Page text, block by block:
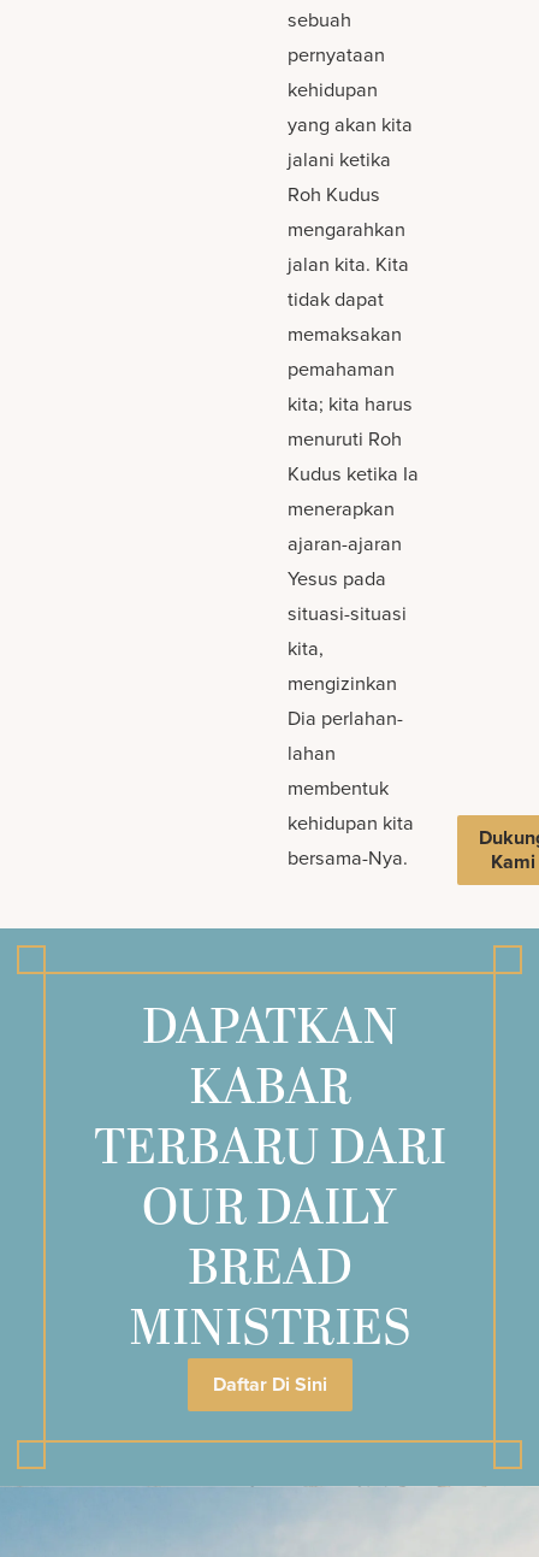
sebuah
pernyataan
kehidupan
yang akan kita
jalani ketika
Roh Kudus
mengarahkan
jalan kita. Kita
tidak dapat
memaksakan
pemahaman
kita; kita harus
menuruti Roh
Kudus ketika Ia
menerapkan
ajaran-ajaran
Yesus pada
situasi-situasi
kita,
mengizinkan
Dia perlahan-
lahan
membentuk
kehidupan kita
bersama-Nya.
Kami
DAPATKAN
KABAR
TERBARU DARI
OUR DAILY
BREAD
MINISTRIES
Daftar Di Sini